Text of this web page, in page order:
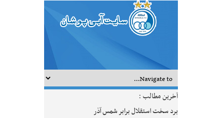
آخرین مطالب :
برد سخت استقلال برابر شمس آذر